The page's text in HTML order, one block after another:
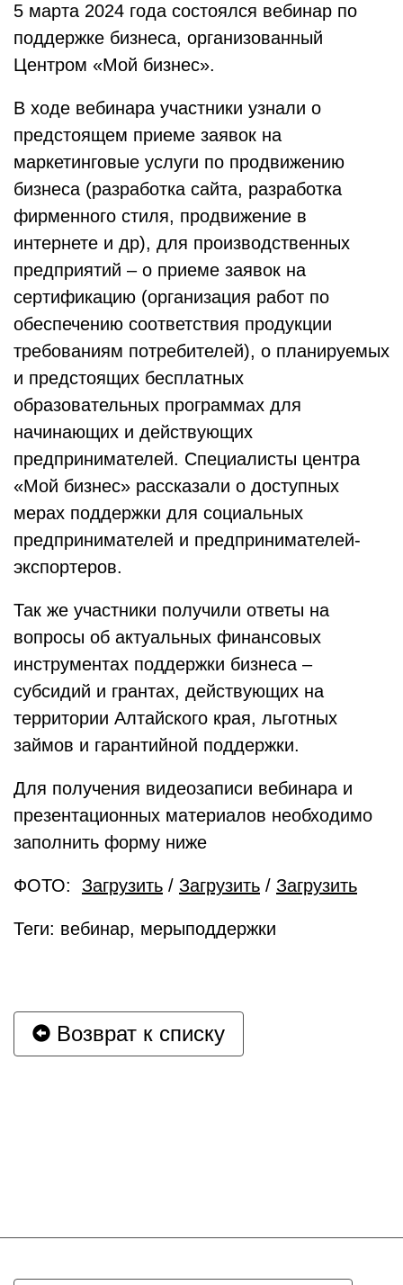
5 марта 2024 года состоялся вебинар по
поддержке бизнеса, организованный
Центром «Мой бизнес».
В ходе вебинара участники узнали о
предстоящем приеме заявок на
маркетинговые услуги по продвижению
бизнеса (разработка сайта, разработка
фирменного стиля, продвижение в
интернете и др), для производственных
предприятий – о приеме заявок на
сертификацию (организация работ по
обеспечению соответствия продукции
требованиям потребителей), о планируемых
и предстоящих бесплатных
образовательных программах для
начинающих и действующих
предпринимателей. Специалисты центра
«Мой бизнес» рассказали о доступных
мерах поддержки для социальных
предпринимателей и предпринимателей-
экспортеров.
Так же участники получили ответы на
вопросы об актуальных финансовых
инструментах поддержки бизнеса –
субсидий и грантах, действующих на
территории Алтайского края, льготных
займов и гарантийной поддержки.
Для получения видеозаписи вебинара и
презентационных материалов необходимо
заполнить форму ниже
ФОТО: Загрузить / Загрузить / Загрузить
Теги: вебинар, мерыподдержки
Возврат к списку